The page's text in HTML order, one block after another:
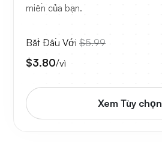
miền của bạn.
Bắt Đầu Với $5.99
$3.80/vì
Xem Tùy chọn